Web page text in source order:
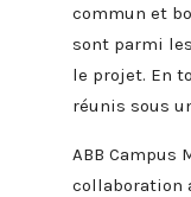
commun et
sont parmi
le projet. En
réunis sous
ABB Campus
collaboration